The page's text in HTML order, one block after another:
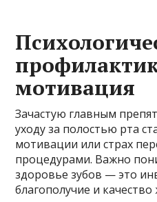
мотивация
Зачастую главным
уходу за полостью рта
мотивации или страх
процедурами. Важно
здоровье зубов — это
благополучие и качество